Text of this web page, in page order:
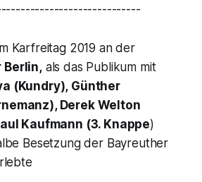
Karfreitag 2019 an der
Berlin,als das Publikum mit
(Kundry), Günther
, Derek Welton
Kaufmann (3. Knappe)
Besetzung der Bayreuther